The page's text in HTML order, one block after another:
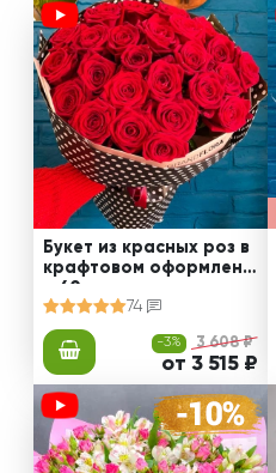
Букет из красных роз в
крафтовом оформлени
и 60 см
74
-3% 3 608 ₽
от 3 515 ₽